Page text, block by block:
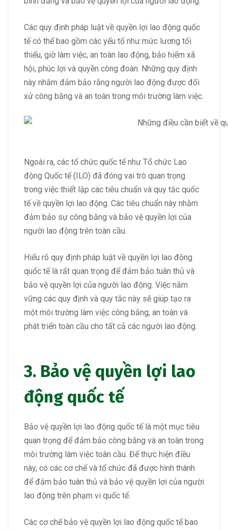
Các quy định pháp luật về quyền lợi lao động quốc
tế có thể bao gồm các yếu tố như mức lương tối
thiểu, giờ làm việc, an toàn lao động, bảo hiểm xã
hội, phúc lợi và quyền công đoàn. Những quy định
này nhằm đảm bảo rằng người lao động được đối
xử công bằng và an toàn trong môi trường làm việc.
Ngoài ra, các tổ chức quốc tế như Tổ chức Lao
động Quốc tế (ILO) đã đóng vai trò quan trọng
trong việc thiết lập các tiêu chuẩn và quy tắc quốc
tế về quyền lợi lao động. Các tiêu chuẩn này nhằm
đảm bảo sự công bằng và bảo vệ quyền lợi của
người lao động trên toàn cầu.
Hiểu rõ quy định pháp luật về quyền lợi lao động
quốc tế là rất quan trọng để đảm bảo tuân thủ và
bảo vệ quyền lợi của người lao động. Việc nắm
vững các quy định và quy tắc này sẽ giúp tạo ra
một môi trường làm việc công bằng, an toàn và
phát triển toàn cầu cho tất cả các người lao động.
3. Bảo vệ quyền lợi lao
động quốc tế
Bảo vệ quyền lợi lao động quốc tế là một mục tiêu
quan trọng để đảm bảo công bằng và an toàn trong
môi trường làm việc toàn cầu. Để thực hiện điều
này, có các cơ chế và tổ chức đã được hình thành
để đảm bảo tuân thủ và bảo vệ quyền lợi của người
lao động trên phạm vi quốc tế.
Các cơ chế bảo vệ quyền lợi lao động quốc tế bao